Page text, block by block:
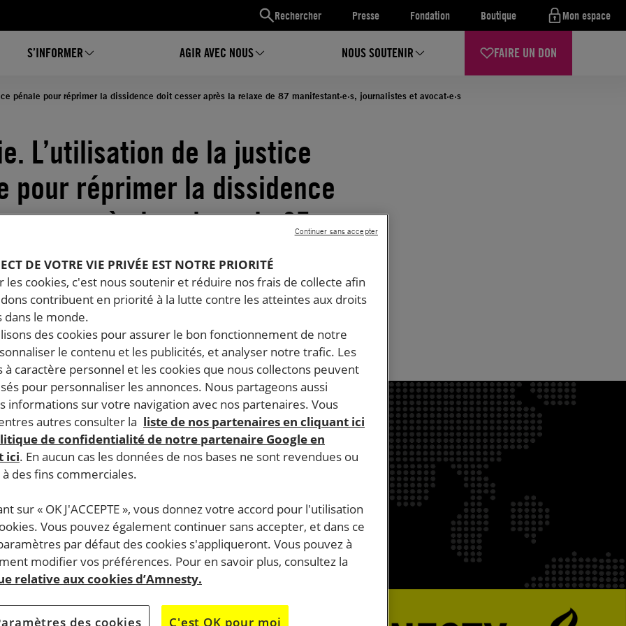
Rechercher Presse Fondation Boutique Mon espace
S’INFORMER AGIR AVEC NOUS NOUS SOUTENIR FAIRE UN DON
pénale pour réprimer la dissidence doit cesser après la relaxe de 87 manifestant·e·s, journalistes et avocat·e·s
L’utilisation de la justice
pour réprimer la dissidence
après la relaxe de 87
journalistes et
Temps de lecture estimé : 3 minutes
DE VOTRE VIE PRIVÉE EST NOTRE PRIORITÉ
les cookies, c'est nous soutenir et réduire nos frais de collecte afin
contribuent en priorité à la lutte contre les atteintes aux droits
dans le monde.
des cookies pour assurer le bon fonctionnement de notre
le contenu et les publicités, et analyser notre trafic. Les
à caractère personnel et les cookies que nous collectons peuvent
pour personnaliser les annonces. Nous partageons aussi
informations sur votre navigation avec nos partenaires. Vous
autres consulter la liste de nos partenaires en cliquant ici
de confidentialité de notre partenaire Google en
ici. En aucun cas les données de nos bases ne sont revendues ou
des fins commerciales.
sur « OK J'ACCEPTE », vous donnez votre accord pour l'utilisation
Vous pouvez également continuer sans accepter, et dans ce
par défaut des cookies s'appliqueront. Vous pouvez à
modifier vos préférences. Pour en savoir plus, consultez la
relative aux cookies d’Amnesty.
des cookies C'est OK pour moi
Continuer sans accepter